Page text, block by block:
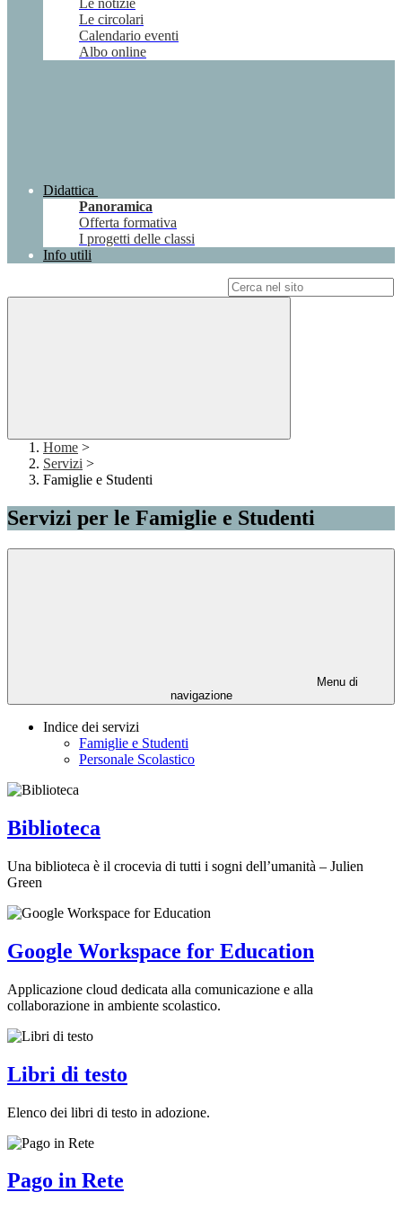
Le notizie
Le circolari
Calendario eventi
Albo online
Didattica
Panoramica
Offerta formativa
I progetti delle classi
Info utili
Home >
Servizi >
Famiglie e Studenti
Servizi per le Famiglie e Studenti
Menu di
navigazione
Indice dei servizi
Famiglie e Studenti
Personale Scolastico
Biblioteca
Una biblioteca è il crocevia di tutti i sogni dell’umanità – Julien
Green
Google Workspace for Education
Applicazione cloud dedicata alla comunicazione e alla
collaborazione in ambiente scolastico.
Libri di testo
Elenco dei libri di testo in adozione.
Pago in Rete